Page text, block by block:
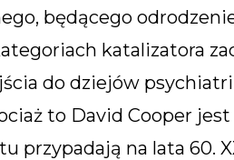
będącego
katalizatora
do dziejów
to David Cooper
przypadają na lata 60.